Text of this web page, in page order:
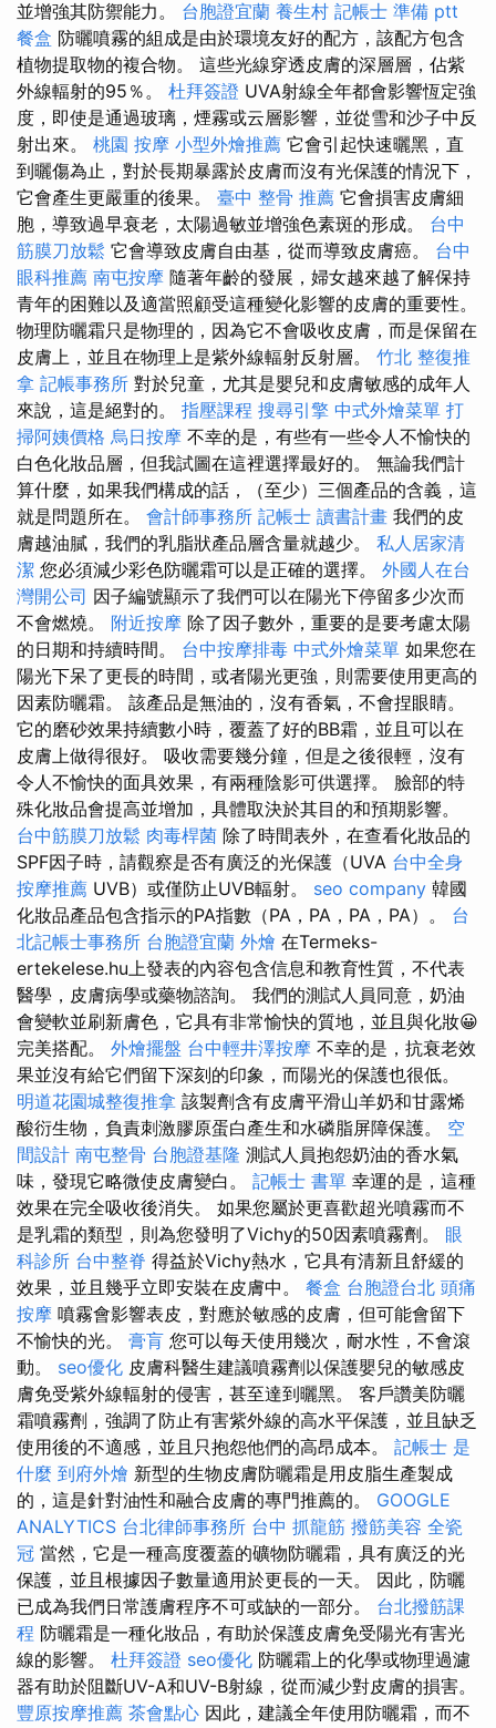
並增強其防禦能力。 台胞證宜蘭 養生村 記帳士 準備 ptt
餐盒 防曬噴霧的組成是由於環境友好的配方，該配方包含
植物提取物的複合物。 這些光線穿透皮膚的深層層，佔紫
外線輻射的95％。 杜拜簽證 UVA射線全年都會影響恆定強
度，即使是通過玻璃，煙霧或云層影響，並從雪和沙子中反
射出來。 桃園 按摩 小型外燴推薦 它會引起快速曬黑，直
到曬傷為止，對於長期暴露於皮膚而沒有光保護的情況下，
它會產生更嚴重的後果。 臺中 整骨 推薦 它會損害皮膚細
胞，導致過早衰老，太陽過敏並增強色素斑的形成。 台中
筋膜刀放鬆 它會導致皮膚自由基，從而導致皮膚癌。 台中
眼科推薦 南屯按摩 隨著年齡的發展，婦女越來越了解保持
青年的困難以及適當照顧受這種變化影響的皮膚的重要性。
物理防曬霜只是物理的，因為它不會吸收皮膚，而是保留在
皮膚上，並且在物理上是紫外線輻射反射層。 竹北 整復推
拿 記帳事務所 對於兒童，尤其是嬰兒和皮膚敏感的成年人
來說，這是絕對的。 指壓課程 搜尋引擎 中式外燴菜單 打
掃阿姨價格 烏日按摩 不幸的是，有些有一些令人不愉快的
白色化妝品層，但我試圖在這裡選擇最好的。 無論我們計
算什麼，如果我們構成的話，（至少）三個產品的含義，這
就是問題所在。 會計師事務所 記帳士 讀書計畫 我們的皮
膚越油膩，我們的乳脂狀產品層含量就越少。 私人居家清
潔 您必須減少彩色防曬霜可以是正確的選擇。 外國人在台
灣開公司 因子編號顯示了我們可以在陽光下停留多少次而
不會燃燒。 附近按摩 除了因子數外，重要的是要考慮太陽
的日期和持續時間。 台中按摩排毒 中式外燴菜單 如果您在
陽光下呆了更長的時間，或者陽光更強，則需要使用更高的
因素防曬霜。 該產品是無油的，沒有香氣，不會捏眼睛。
它的磨砂效果持續數小時，覆蓋了好的BB霜，並且可以在
皮膚上做得很好。 吸收需要幾分鐘，但是之後很輕，沒有
令人不愉快的面具效果，有兩種陰影可供選擇。 臉部的特
殊化妝品會提高並增加，具體取決於其目的和預期影響。
台中筋膜刀放鬆 肉毒桿菌 除了時間表外，在查看化妝品的
SPF因子時，請觀察是否有廣泛的光保護（UVA 台中全身
按摩推薦 UVB）或僅防止UVB輻射。 seo company 韓國
化妝品產品包含指示的PA指數（PA，PA，PA，PA）。 台
北記帳士事務所 台胞證宜蘭 外燴 在Termeks-
ertekelese.hu上發表的內容包含信息和教育性質，不代表
醫學，皮膚病學或藥物諮詢。 我們的測試人員同意，奶油
會變軟並刷新膚色，它具有非常愉快的質地，並且與化妝😀
完美搭配。 外燴擺盤 台中輕井澤按摩 不幸的是，抗衰老效
果並沒有給它們留下深刻的印象，而陽光的保護也很低。
明道花園城整復推拿 該製劑含有皮膚平滑山羊奶和甘露烯
酸衍生物，負責刺激膠原蛋白產生和水磷脂屏障保護。 空
間設計 南屯整骨 台胞證基隆 測試人員抱怨奶油的香水氣
味，發現它略微使皮膚變白。 記帳士 書單 幸運的是，這種
效果在完全吸收後消失。 如果您屬於更喜歡超光噴霧而不
是乳霜的類型，則為您發明了Vichy的50因素噴霧劑。 眼
科診所 台中整脊 得益於Vichy熱水，它具有清新且舒緩的
效果，並且幾乎立即安裝在皮膚中。 餐盒 台胞證台北 頭痛
按摩 噴霧會影響表皮，對應於敏感的皮膚，但可能會留下
不愉快的光。 膏肓 您可以每天使用幾次，耐水性，不會滾
動。 seo優化 皮膚科醫生建議噴霧劑以保護嬰兒的敏感皮
膚免受紫外線輻射的侵害，甚至達到曬黑。 客戶讚美防曬
霜噴霧劑，強調了防止有害紫外線的高水平保護，並且缺乏
使用後的不適感，並且只抱怨他們的高昂成本。 記帳士 是
什麼 到府外燴 新型的生物皮膚防曬霜是用皮脂生產製成
的，這是針對油性和融合皮膚的專門推薦的。 GOOGLE
ANALYTICS 台北律師事務所 台中 抓龍筋 撥筋美容 全瓷
冠 當然，它是一種高度覆蓋的礦物防曬霜，具有廣泛的光
保護，並且根據因子數量適用於更長的一天。 因此，防曬
已成為我們日常護膚程序不可或缺的一部分。 台北撥筋課
程 防曬霜是一種化妝品，有助於保護皮膚免受陽光有害光
線的影響。 杜拜簽證 seo優化 防曬霜上的化學或物理過濾
器有助於阻斷​​UV-A和UV-B射線，從而減少對皮膚的損害。
豐原按摩推薦 茶會點心 因此，建議全年使用防曬霜，而不